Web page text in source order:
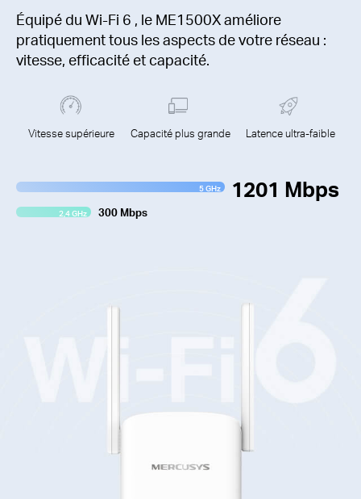
Équipé du Wi-Fi 6 , le ME1500X améliore
pratiquement tous les aspects de votre réseau :
vitesse, efficacité et capacité.
Vitesse supérieure Capacité plus grande Latence ultra-faible
5 GHz 1201 Mbps
2,4 GHz 300 Mbps